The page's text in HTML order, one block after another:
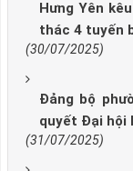
Hưng Yên
thác 4 tuyến
(30/07/2025)
Đảng bộ
quyết Đại hội
(31/07/2025)